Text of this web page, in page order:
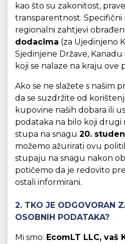
kao što su zakonitost,
transparentnost. Specifični
regionalni zahtjevi
dodacima (za Ujedinjeno
Sjedinjene Države,
koji se nalaze na kraju ove
Ako se ne slažete s našim
da se suzdržite od
kupovine naših dobara ili
podataka na bilo koji drugi
stupa na snagu 20.
možemo ažurirati ovu
stupaju na snagu nakon
potičemo da je redovito
ostali informirani.
2. TKO JE ODGOVORAN
OSOBNIH PODATAKA?
Mi smo: EcomLT LLC,